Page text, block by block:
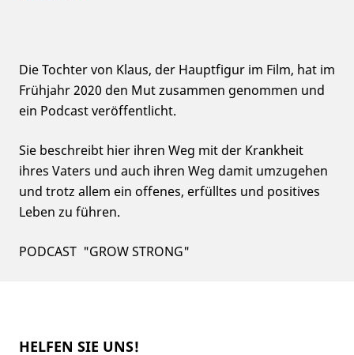
Die Tochter von Klaus, der Hauptfigur im Film, hat im
Frühjahr 2020 den Mut zusammen genommen und
ein Podcast veröffentlicht.
Sie beschreibt hier ihren Weg mit der Krankheit
ihres Vaters und auch ihren Weg damit umzugehen
und trotz allem ein offenes, erfülltes und positives
Leben zu führen.
PODCAST "GROW STRONG"
HELFEN SIE UNS!